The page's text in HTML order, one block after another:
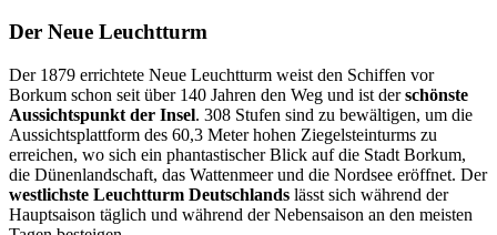
Der Neue Leuchtturm
Der 1879 errichtete Neue Leuchtturm weist den Schiffen vor
Borkum schon seit über 140 Jahren den Weg und ist derschönste
Aussichtspunkt der Insel. 308 Stufen sind zu bewältigen, um die
Aussichtsplattform des 60,3 Meter hohen Ziegelsteinturms zu
erreichen, wo sich ein phantastischer Blick auf die Stadt Borkum,
die Dünenlandschaft, das Wattenmeer und die Nordsee eröffnet. Der
westlichste Leuchtturm Deutschlands lässt sich während der
Hauptsaison täglich und während der Nebensaison an den meisten